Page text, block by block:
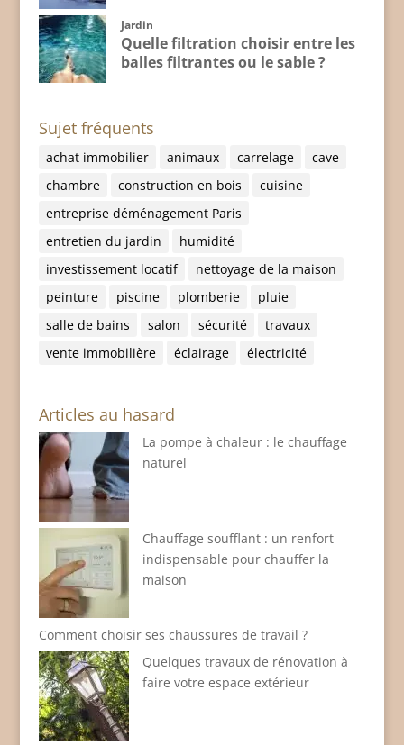
Jardin
Quelle filtration choisir entre les
balles filtrantes ou le sable ?
Sujet fréquents
achat immobilier animaux carrelage
cave
chambre
construction en bois
cuisine
entreprise déménagement Paris
entretien du jardin
humidité
investissement locatif
nettoyage de la maison
peinture
piscine plomberie
pluie
salle de bains
salon sécurité
travaux
vente immobilière
éclairage électricité
Articles au hasard
La pompe à chaleur : le chauffage
naturel
Chauffage soufflant : un renfort
indispensable pour chauffer la
maison
Comment choisir ses chaussures de travail ?
Quelques travaux de rénovation à
faire votre espace extérieur